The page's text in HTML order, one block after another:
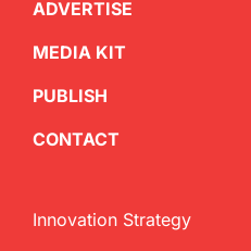
ADVERTISE
MEDIA KIT
PUBLISH
CONTACT
Innovation Strategy